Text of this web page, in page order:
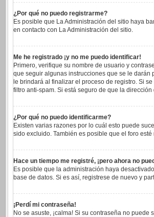
¿Por qué no puedo registrarme?
Es posible que La Administración del sitio haya
en contacto con La Administración del sitio.
Me he registrado ¡y no me puedo identificar!
Primero, verifique su nombre de usuario y
que seguir algunas instrucciones que se le darán
le brindará al finalizar el proceso de registro. Si
filtro anti-spam. Si está seguro de que la
¿Por qué no puedo identificarme?
Existen varias razones por lo cuál esto puede
sido excluido. También es posible que el foro
Hace un tiempo me registré, ¡pero ahora no
Es posible que la administración haya
base de datos. Si es así, registrese de nuevo y
¡Perdí mi contraseña!
No se asuste, ¡calma! Si su contraseña no